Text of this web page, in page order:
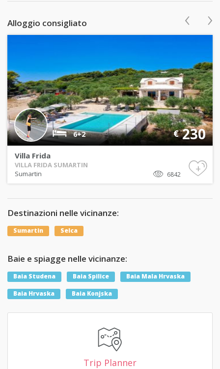
Alloggio consigliato
6+2 €230
Villa Frida
VILLA FRIDA SUMARTIN
6842
Sumartin +
‹ ›
Destinazioni nelle vicinanze:
Sumartin Selca
Baie e spiagge nelle vicinanze:
Baia Studena Baia Spilice Baia Mala Hrvaska
Baia Hrvaska Baia Konjska
Trip Planner